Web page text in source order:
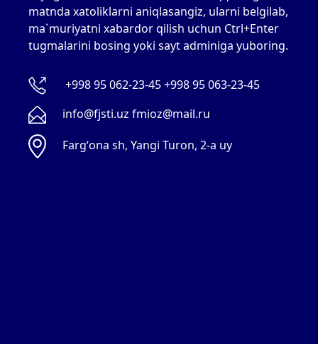
matnda xatoliklarni aniqlasangiz, ularni belgilab,
ma`muriyatni xabardor qilish uchun Ctrl+Enter
tugmalarini bosing yoki sayt adminiga yuboring.
+998 95 062-23-45 +998 95 063-23-45
info@fjsti.uz fmioz@mail.ru
Fargʻona sh, Yangi Turon, 2-a uy